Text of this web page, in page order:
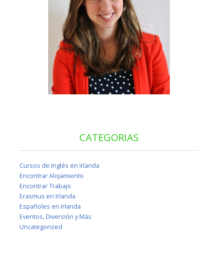
CATEGORIAS
Cursos de Inglés en Irlanda
Encontrar Alojamiento
Encontrar Trabajo
Erasmus en Irlanda
Españoles en Irlanda
Eventos, Diversión y Más
Uncategorized